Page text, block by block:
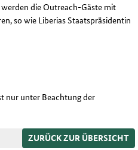
die Outreach-Gäste mit
so wie Liberias Staatspräsidentin
nur unter Beachtung der
ZURÜCK ZUR ÜBERSICHT